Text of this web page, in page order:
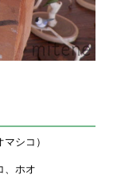
シコ）
ホオ